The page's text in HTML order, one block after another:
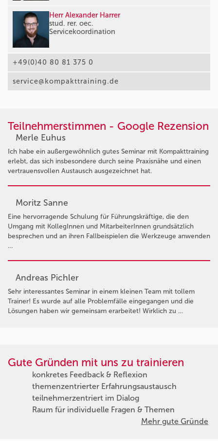
Herr Alexander Harrer
stud. rer. oec.
Servicekoordination
+49(0)40 80 81 375 0
service@kompakttraining.de
Teilnehmerstimmen - Google Rezension
Merle Euhus
Ich habe ein außergewöhnlich gutes Seminar mit Kompakttraining
erlebt, das sich insbesondere durch seine Praxisnähe und einen
vertrauensvollen Austausch ausgezeichnet hat.
Moritz Sanne
Eine hervorragende Schulung für Führungskräftige, die den
Umgang mit KollegInnen und MitarbeiterInnen grundsätzlich
besprechen und an ihren Fallbeispielen die Werkzeuge anwenden
…
Andreas Pichler
Sehr interessantes Seminar in einem kleinen Team mit tollem
Trainer! Es wurde auf alle Problemfälle eingegangen und die
Lösungen haben wir gemeinsam erarbeitet! Wirklich zu …
Gute Gründen mit uns zu trainieren
konkretes Feedback & Reflexion
themenzentrierter Erfahrungsaustausch
teilnehmerzentriert im Dialog
Raum für individuelle Fragen & Themen
Mehr gute Gründe